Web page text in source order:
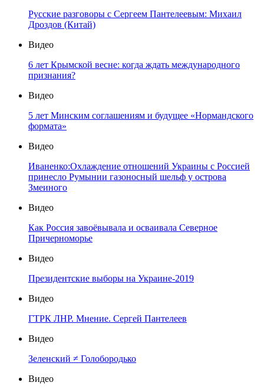
Русские разговоры с Сергеем Пантелеевым: Михаил
Дроздов (Китай)
Видео
6 лет Крымской весне: когда ждать международного
признания?
Видео
5 лет Минским соглашениям и будущее «Нормандского
формата»
Видео
Иваненко:Охлаждение отношений Украины с Россией
принесло Румынии газоносный шельф у острова
Змеиного
Видео
Как Россия завоёвывала и осваивала Северное
Причерноморье
Видео
Президентские выборы на Украине-2019
Видео
ГТРК ЛНР. Мнение. Сергей Пантелеев
Видео
Зеленский ≠ Голобородько
Видео